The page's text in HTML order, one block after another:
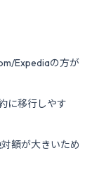
Expediaの方が
に移行しやす
額が大きいため